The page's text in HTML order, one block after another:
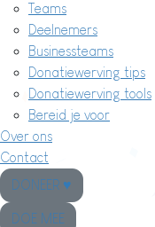
Teams
Deelnemers
Businessteams
Donatiewerving tips
Donatiewerving tools
Bereid je voor
Over ons
Contact
DONEER ♥
DOE MEE